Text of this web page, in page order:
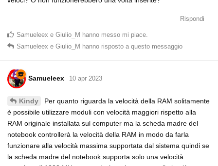
Rispondi
Samueleex e Giulio_M hanno messo mi piace
Samueleex e Giulio_M hanno risposto a questo messaggio
Samueleex 10 apr 2023
Kindy
Per quanto riguarda la velocità della RAM solitamente
è possibile utilizzare moduli con velocità maggiori rispetto alla
RAM originale installata sul computer ma la scheda madre del
notebook controllerà la velocità della RAM in modo da farla
funzionare alla velocità massima supportata dal sistema quindi se
la scheda madre del notebook supporta solo una velocità